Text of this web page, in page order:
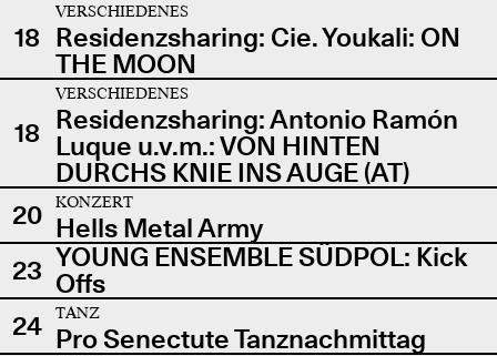
18
VERSCHIEDENES
Residenzsharing: Cie. Youkali: ON
THE MOON
18
VERSCHIEDENES
Residenzsharing: Antonio Ramón
Luque u.v.m.: VON HINTEN
DURCHS KNIE INS AUGE (AT)
20
KONZERT
Hells Metal Army
23 YOUNG ENSEMBLE SÜDPOL: Kick
Offs
24
TANZ
Pro Senectute Tanznachmittag